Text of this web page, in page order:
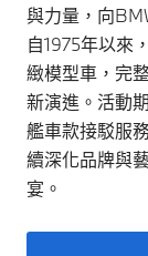
與力量，向
自1975年以來
緻模型車，完
新演進。活動
艦車款接駁服
續深化品牌與
宴。